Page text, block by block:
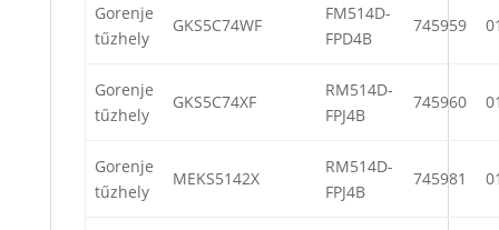
Gorenje
tűzhely
GKS5C74WF
FM514D-
FPD4B
745959
Gorenje
tűzhely
GKS5C74XF
RM514D-
FPJ4B
745960
Gorenje
tűzhely
MEKS5142X
RM514D-
FPJ4B
745981